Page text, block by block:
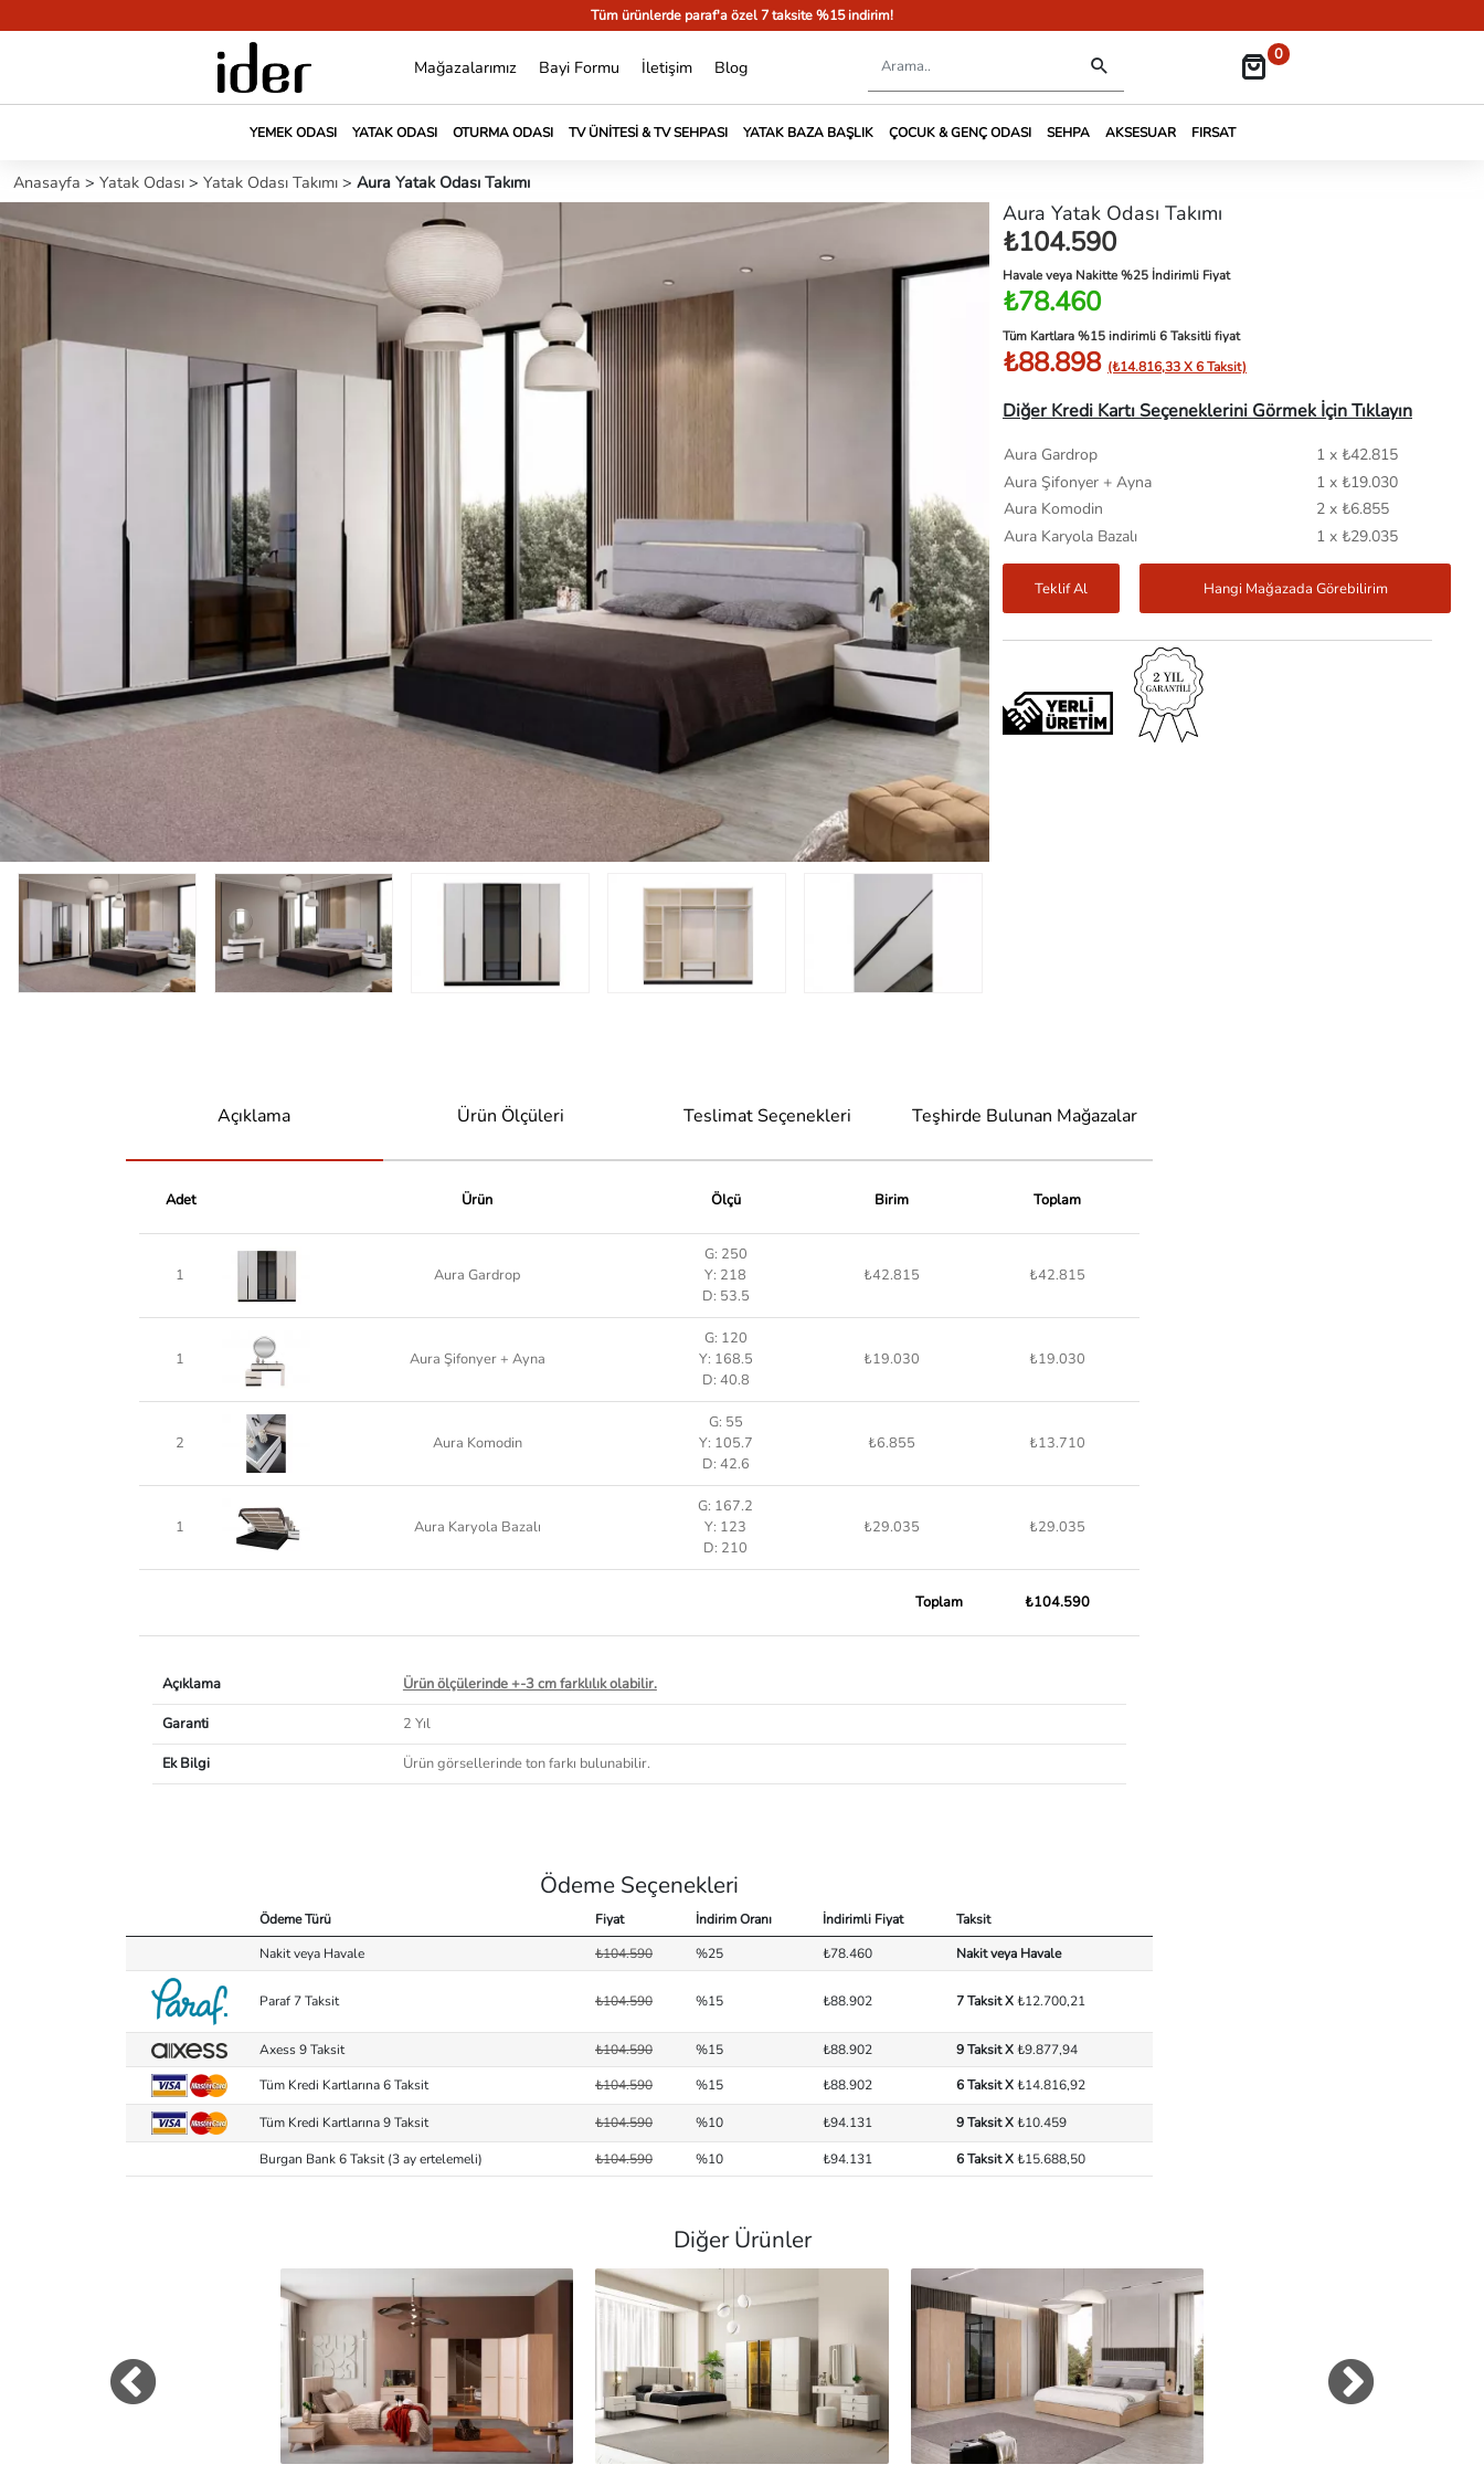
Tüm ürünlerde paraf'a özel 7 taksite %15 indirim!
Mağazalarımız Bayi Formu İletişim Blog
0
YEMEK ODASI YATAK ODASI OTURMA ODASI TV ÜNITESI & TV SEHPASI YATAK BAZA BAŞLIK ÇOCUK & GENÇ ODASI SEHPA AKSESUAR FIRSAT
Anasayfa > Yatak Odası > Yatak Odası Takımı > Aura Yatak Odası Takımı
Aura Yatak Odası Takımı
₺104.590
Havale veya Nakitte %25 İndirimli Fiyat
₺78.460
Tüm Kartlara %15 indirimli 6 Taksitli fiyat
₺88.898 (₺14.816,33 X 6 Taksit)
Diğer Kredi Kartı Seçeneklerini Görmek İçin Tıklayın
Aura Gardrop
1 x ₺42.815
Aura Şifonyer + Ayna
1 x ₺19.030
Aura Komodin
2 x ₺6.855
Aura Karyola Bazalı
1 x ₺29.035
Teklif Al Hangi Mağazada Görebilirim
Açıklama Ürün Ölçüleri Teslimat Seçenekleri Teşhirde Bulunan Mağazalar
Adet Ürün Ölçü Birim Toplam
1 Aura Gardrop
G: 250
Y: 218
D: 53.5
₺42.815 ₺42.815
1 Aura Şifonyer + Ayna
G: 120
Y: 168.5
D: 40.8
₺19.030 ₺19.030
2 Aura Komodin
G: 55
Y: 105.7
D: 42.6
₺6.855 ₺13.710
1 Aura Karyola Bazalı
G: 167.2
Y: 123
D: 210
₺29.035 ₺29.035
Toplam ₺104.590
Açıklama
Ürün ölçülerinde +-3 cm farklılık olabilir.
Garanti
2 Yıl
Ek Bilgi
Ürün görsellerinde ton farkı bulunabilir.
Ödeme Seçenekleri
Ödeme Türü Fiyat İndirim Oranı İndirimli Fiyat
Taksit
Nakit veya Havale
₺104.590 %25 ₺78.460 Nakit veya Havale
Paraf 7 Taksit ₺104.590 %15 ₺88.902 7 Taksit X₺12.700,21
Axess 9 Taksit ₺104.590 %15 ₺88.902 9 Taksit X₺9.877,94
Tüm Kredi Kartlarına 6 Taksit
₺104.590 %15 ₺88.902 6 Taksit X₺14.816,92
Tüm Kredi Kartlarına 9 Taksit ₺104.590 %10 ₺94.131 9 Taksit X₺10.459
Burgan Bank 6 Taksit (3 ay ertelemeli) ₺104.590 %10 ₺94.131 6 Taksit X₺15.688,50
Diğer Ürünler